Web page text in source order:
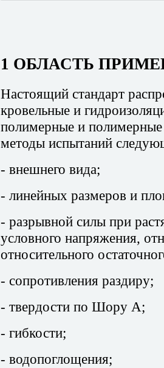
1 ОБЛАСТЬ
Настоящий стандарт
кровельные и
полимерные и полимерные
методы испытаний
- внешнего вида;
- линейных размеров и
- разрывной силы при
условного напряжения,
относительного
- сопротивления раздиру;
- твердости по Шору А;
- гибкости;
- водопоглощения;